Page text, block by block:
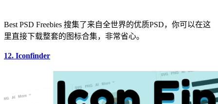
Best PSD Freebies 搜集了来自全世界的优质PSD，你可以在这
里直接下载整套的图标合集，非常省心。
12. Iconfinder